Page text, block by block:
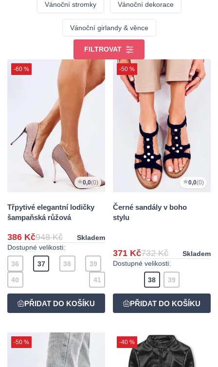
Vánoční stromky Vánoční dekorace
Vánoční girlandy & věnce
FILTROVAT
-60 %
0,0(0)
Třpytivé elegantní lodičky
šampaňská růžová
386 Kč948 Kč
Skladem
Dostupné velikosti:
36 37 38 39
40 41
-50 %
0,0(0)
Černé sandály v boho
stylu
371 Kč732 Kč
Skladem
Dostupné velikosti:
38 39
-50 % -40 %